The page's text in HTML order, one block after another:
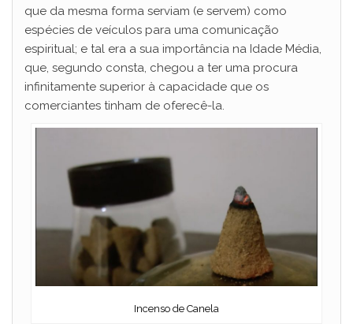
que da mesma forma serviam (e servem) como
espécies de veículos para uma comunicação
espiritual; e tal era a sua importância na Idade Média,
que, segundo consta, chegou a ter uma procura
infinitamente superior à capacidade que os
comerciantes tinham de oferecê-la.
Incenso de Canela